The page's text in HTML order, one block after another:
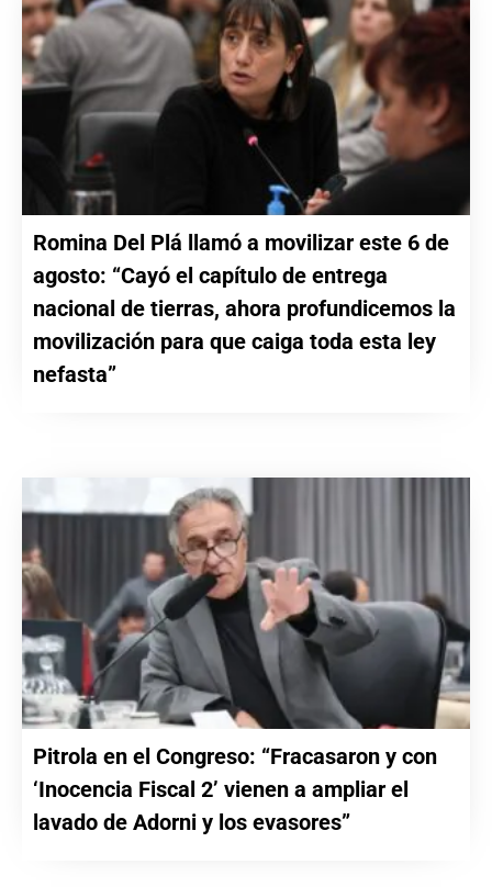
Romina Del Plá llamó a movilizar este 6 de
agosto: “Cayó el capítulo de entrega
nacional de tierras, ahora profundicemos la
movilización para que caiga toda esta ley
nefasta”
Pitrola en el Congreso: “Fracasaron y con
‘Inocencia Fiscal 2’ vienen a ampliar el
lavado de Adorni y los evasores”